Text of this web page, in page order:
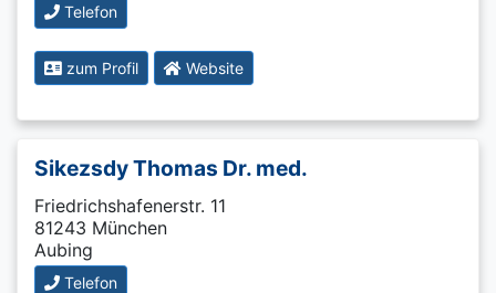
Telefon
zum Profil Website
Sikezsdy Thomas Dr. med.
Friedrichshafenerstr. 11
81243 München
Aubing
Telefon